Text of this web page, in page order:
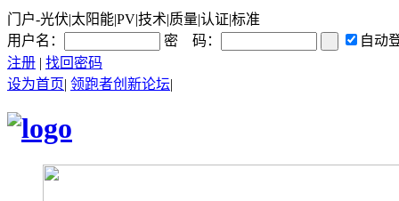
门户-光伏|太阳能|PV|技术|质量|认证|标准
用户名：
密 码：
自动
注册 | 找回密码
设为首页| 领跑者创新论坛|